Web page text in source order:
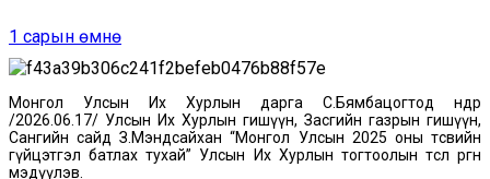
1 сарын өмнө
Монгол Улсын Их Хурлын дарга С.Бямбацогтод өнөөдөр
/2026.06.17/ Улсын Их Хурлын гишүүн, Засгийн газрын гишүүн,
Сангийн сайд З.Мэндсайхан “Монгол Улсын 2025 оны төсвийн
гүйцэтгэл батлах тухай” Улсын Их Хурлын тогтоолын төсөл өргөн
мэдүүлэв.